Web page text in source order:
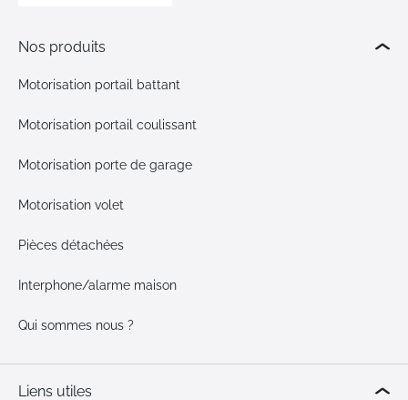
Nos produits
Motorisation portail battant
Motorisation portail coulissant
Motorisation porte de garage
Motorisation volet
Pièces détachées
Interphone/alarme maison
Qui sommes nous ?
Liens utiles